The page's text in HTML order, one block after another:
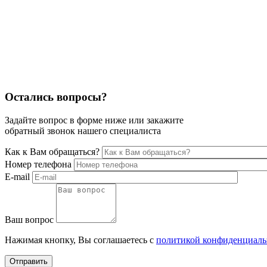
Остались вопросы?
Задайте вопрос в форме ниже или закажите
обратный звонок нашего специалиста
Как к Вам обращаться?
Номер телефона
E-mail
Ваш вопрос
Нажимая кнопку, Вы соглашаетесь с политикой
Отправить